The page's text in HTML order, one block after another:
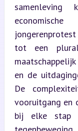
tot een
en de
De
vooruitgang en
bij elke stap